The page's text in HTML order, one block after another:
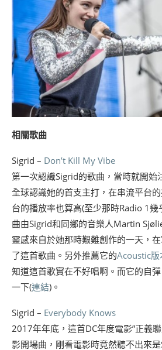
相關歌曲
Sigrid – Don’t Kill My Vibe
第一次認識Sigrid的歌曲，當時就開始
全球認識她的首支主打，在串流平台
台的播放率也算高(至少那時Radio 1
曲由Sigrid和同鄉的音樂人Martin
靈感來自於她那時艱難創作的一天，
了這首歌曲。另外推薦它的Acoustic版
知道這首歌實在不好唱啊。而它的自
一下(連結)。
Sigrid – Everybody Knows
2017年年底，這首DC年度電影”正義
影開場曲，剛看電影時竟然聽不出來